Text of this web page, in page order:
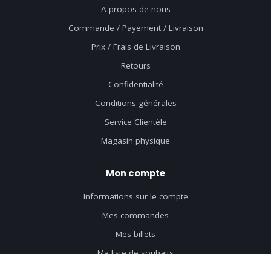
A propos de nous
Commande / Payement / Livraison
Prix / Frais de Livraison
Retours
Confidentialité
Conditions générales
Service Clientèle
Magasin physique
Mon compte
Informations sur le compte
Mes commandes
Mes billets